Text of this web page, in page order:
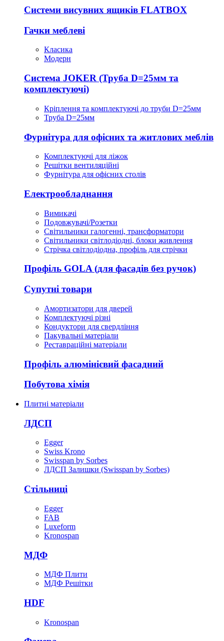
Системи висувних ящиків FLATBOX
Гачки меблеві
Класика
Модерн
Система JOKER (Труба D=25мм та
комплектуючі)
Кріплення та комплектуючі до труби D=25мм
Труба D=25мм
Фурнітура для офісних та житлових меблів
Комплектуючі для ліжок
Решітки вентиляційні
Фурнітура для офісних столів
Електрообладнання
Вимикачі
Подовжувачі/Розетки
Світильники галогенні, трансформатори
Світильники світлодіодні, блоки живлення
Стрічка світлодіодна, профіль для стрічки
Профіль GOLA (для фасадів без ручок)
Супутні товари
Амортизатори для дверей
Комплектуючі різні
Кондуктори для свердління
Пакувальні матеріали
Реставраційні матеріали
Профіль алюмінієвий фасадний
Побутова хімія
Плитні матеріали
ЛДСП
Egger
Swiss Krono
Swisspan by Sorbes
ЛДСП Залишки (Swisspan by Sorbes)
Стільниці
Egger
FAB
Luxeform
Kronospan
МДФ
МДФ Плити
МДФ Решітки
HDF
Kronospan